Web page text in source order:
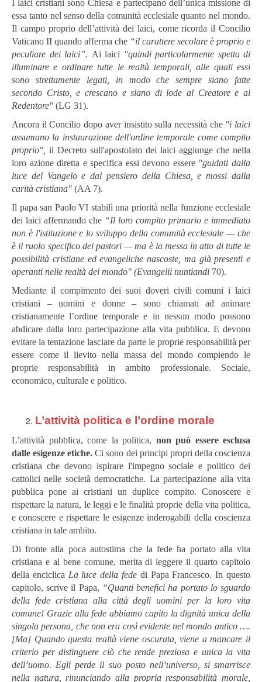
I laici cristiani sono Chiesa e partecipano dell’unica missione di
essa tanto nel senso della comunità ecclesiale quanto nel mondo.
Il campo proprio dell’attività dei laici, come ricorda il Concilio
Vaticano II quando afferma che “il carattere secolare è proprio e
peculiare dei laici”. Ai laici "quindi particolarmente spetta di
illuminare e ordinare tutte le realtà temporali, alle quali essi
sono strettamente legati, in modo che sempre siano fatte
secondo Cristo, e crescano e siano di lode al Creatore e al
Redentore" (LG 31).
Ancora il Concilio dopo aver insistito sulla necessità che "i laici
assumano la instaurazione dell'ordine temporale come compito
proprio", il Decreto sull'apostolato dei laici aggiunge che nella
loro azione diretta e specifica essi devono essere "guidati dalla
luce del Vangelo e dal pensiero della Chiesa, e mossi dalla
carità cristiana" (AA 7).
Il papa san Paolo VI stabilì una priorità nella funzione ecclesiale
dei laici affermando che “Il loro compito primario e immediato
non è l'istituzione e lo sviluppo della comunità ecclesiale — che
è il ruolo specifico dei pastori — ma è la messa in atto di tutte le
possibilità cristiane ed evangeliche nascoste, ma già presenti e
operanti nelle realtà del mondo" (Evangelii nuntiandi 70).
Mediante il compimento dei suoi doveri civili comuni i laici
cristiani – uomini e donne – sono chiamati ad animare
cristianamente l’ordine temporale e in nessun modo possono
abdicare dalla loro partecipazione alla vita pubblica. E devono
evitare la tentazione lasciare da parte le proprie responsabilità per
essere come il lievito nella massa del mondo compiendo le
proprie responsabilità in ambito professionale. Sociale,
economico, culturale e politico.
L’attività politica e l’ordine morale
L’attività pubblica, come la politica, non può essere esclusa
dalle esigenze etiche. Ci sono dei principi propri della coscienza
cristiana che devono ispirare l'impegno sociale e politico dei
cattolici nelle società democratiche. La partecipazione alla vita
pubblica pone ai cristiani un duplice compito. Conoscere e
rispettare la natura, le leggi e le finalità proprie della vita politica,
e conoscere e rispettare le esigenze inderogabili della coscienza
cristiana in tale ambito.
Di fronte alla poca autostima che la fede ha portato alla vita
cristiana e al bene comune, merita di leggere il quarto capitolo
della enciclica La luce della fede di Papa Francesco. In questo
capitolo, scrive il Papa, “Quanti benefici ha portato lo sguardo
della fede cristiana alla città degli uomini per la loro vita
comune! Grazie alla fede abbiamo capito la dignità unica della
singola persona, che non era così evidente nel mondo antico ….
[Ma] Quando questa realtà viene oscurata, viene a mancare il
criterio per distinguere ciò che rende preziosa e unica la vita
dell’uomo. Egli perde il suo posto nell’universo, si smarrisce
nella natura, rinunciando alla propria responsabilità morale,